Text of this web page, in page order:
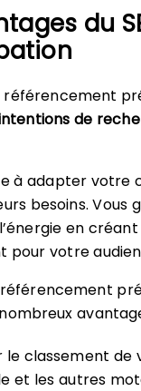
du
référencement
de
à adapter votre
besoins. Vous
en
pour votre
le classement de
et les autres